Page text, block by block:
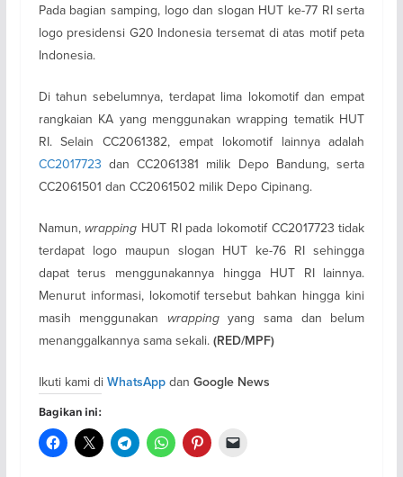
Pada bagian samping, logo dan slogan HUT ke-77 RI serta
logo presidensi G20 Indonesia tersemat di atas motif peta
Indonesia.
Di tahun sebelumnya, terdapat lima lokomotif dan empat
rangkaian KA yang menggunakan wrapping tematik HUT
RI. Selain CC2061382, empat lokomotif lainnya adalah
CC2017723 dan CC2061381 milik Depo Bandung, serta
CC2061501 dan CC2061502 milik Depo Cipinang.
Namun, wrapping HUT RI pada lokomotif CC2017723 tidak
terdapat logo maupun slogan HUT ke-76 RI sehingga
dapat terus menggunakannya hingga HUT RI lainnya.
Menurut informasi, lokomotif tersebut bahkan hingga kini
masih menggunakan wrappingyang sama dan belum
menanggalkannya sama sekali. (RED/MPF)
Ikuti kami di WhatsAppdan Google News
Bagikan ini: